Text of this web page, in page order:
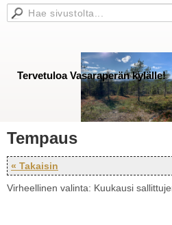
Tervetuloa Vasaraperän kylälle!
Tempaus
« Takaisin
Virheellinen valinta: Kuukausi